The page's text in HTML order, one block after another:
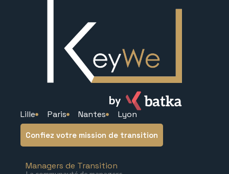
Lille Paris Nantes Lyon
Confiez votre mission de transition
Managers de Transition